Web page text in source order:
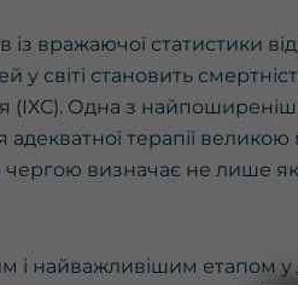
із вражаючої статистики
у світі становить
(ІХС). Одна з
терапії великою
визначає не лише
найважливішим етапом у